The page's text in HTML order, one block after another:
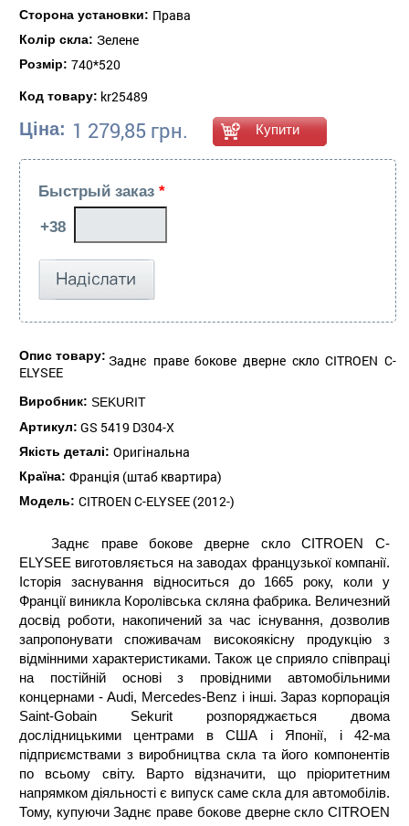
Сторона установки: Права
Колір скла: Зелене
Розмір: 740*520
Код товару: kr25489
Ціна: 1 279,85 грн.
Быстрый заказ *
Опис товару: Заднє праве бокове дверне скло CITROEN C-
ELYSEE
Виробник: SEKURIT
Артикул: GS 5419 D304-X
Якість деталі: Оригінальна
Країна: Франція (штаб квартира)
Модель: CITROEN C-ELYSEE (2012-)
Заднє праве бокове дверне скло CITROEN C-
ELYSEE виготовляється на заводах французької компанії.
Історія заснування відноситься до 1665 року, коли у
Франції виникла Королівська скляна фабрика. Величезний
досвід роботи, накопичений за час існування, дозволив
запропонувати споживачам високоякісну продукцію з
відмінними характеристиками. Також це сприяло співпраці
на постійній основі з провідними автомобільними
концернами - Audi, Mercedes-Benz і інші. Зараз корпорація
Saint-Gobain Sekurit розпоряджається двома
дослідницькими центрами в США і Японії, і 42-ма
підприємствами з виробництва скла та його компонентів
по всьому світу. Варто відзначити, що пріоритетним
напрямком діяльності є випуск саме скла для автомобілів.
Тому, купуючи Заднє праве бокове дверне скло CITROEN